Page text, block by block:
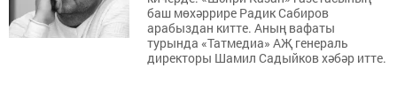
баш мөхәррире Радик Сабиров
арабыздан китте. Аның вафаты
турында «Татмедиа» АҖ генераль
директоры Шамил Садыйков хәбәр итте.